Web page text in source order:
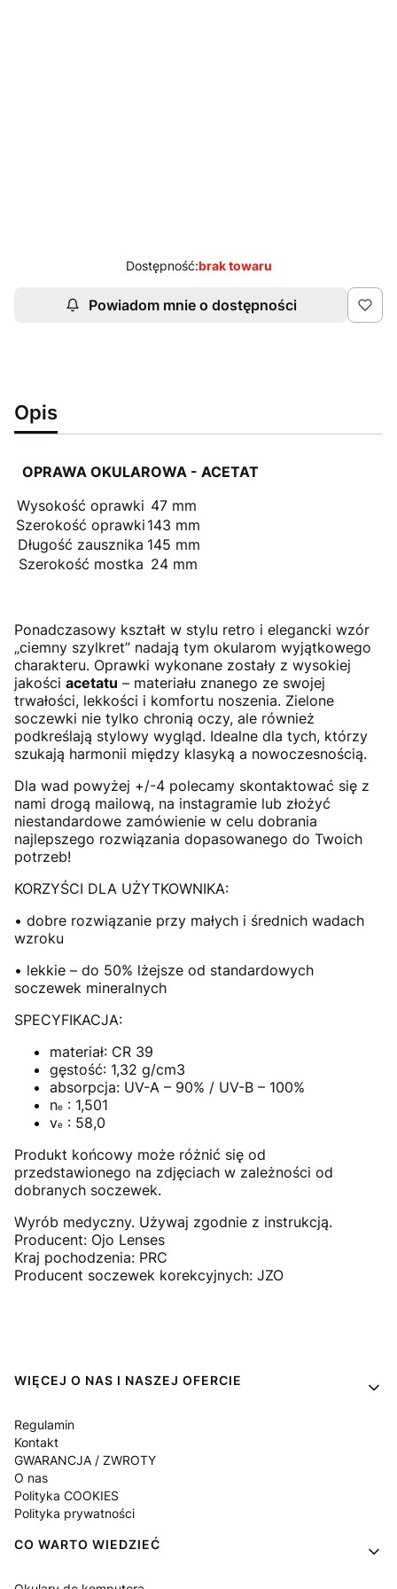
Dostępność:brak towaru
Powiadom mnie o dostępności
Opis
OPRAWA OKULAROWA - ACETAT
Wysokość oprawki 47 mm
Szerokość oprawki 143 mm
Długość zausznika 145 mm
Szerokość mostka 24 mm
Ponadczasowy kształt w stylu retro i elegancki wzór
„ciemny szylkret” nadają tym okularom wyjątkowego
charakteru. Oprawki wykonane zostały z wysokiej
jakości acetatu – materiału znanego ze swojej
trwałości, lekkości i komfortu noszenia. Zielone
soczewki nie tylko chronią oczy, ale również
podkreślają stylowy wygląd. Idealne dla tych, którzy
szukają harmonii między klasyką a nowoczesnością.
Dla wad powyżej +/-4 polecamy skontaktować się z
nami drogą mailową, na instagramie lub złożyć
niestandardowe zamówienie w celu dobrania
najlepszego rozwiązania dopasowanego do Twoich
potrzeb!
KORZYŚCI DLA UŻYTKOWNIKA:
• dobre rozwiązanie przy małych i średnich wadach
wzroku
• lekkie – do 50% lżejsze od standardowych
soczewek mineralnych
SPECYFIKACJA:
materiał: CR 39
gęstość: 1,32 g/cm3
absorpcja: UV-A – 90% / UV-B – 100%
ne : 1,501
ve : 58,0
Produkt końcowy może różnić się od
przedstawionego na zdjęciach w zależności od
dobranych soczewek.
Wyrób medyczny. Używaj zgodnie z instrukcją.
Producent: Ojo Lenses
Kraj pochodzenia: PRC
Producent soczewek korekcyjnych: JZO
Linki w stopce
WIĘCEJ O NAS I NASZEJ OFERCIE
Regulamin
Kontakt
GWARANCJA / ZWROTY
O nas
Polityka COOKIES
Polityka prywatności
CO WARTO WIEDZIEĆ